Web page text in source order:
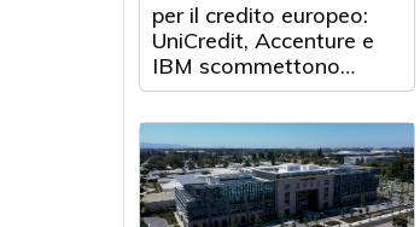
per il credito europeo:
UniCredit, Accenture e
IBM scommettono
sull'innovazione
tecnologica